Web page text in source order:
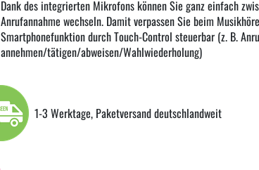
Dank des integrierten Mikrofons können Sie ganz einfach
Anrufannahme wechseln. Damit verpassen Sie beim
Smartphonefunktion durch Touch-Control steuerbar (z. B.
annehmen/tätigen/abweisen/Wahlwiederholung)
1-3 Werktage, Paketversand deutschlandweit